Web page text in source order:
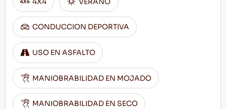
CONDUCCION DEPORTIVA
USO EN ASFALTO
MANIOBRABILIDAD EN MOJADO
MANIOBRABILIDAD EN SECO